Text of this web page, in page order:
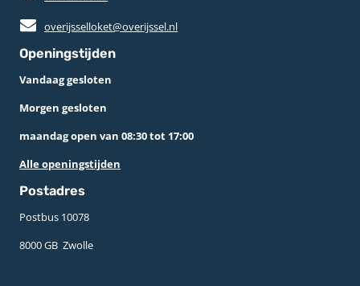
overijsselloket@overijssel.nl
Openingstijden
Vandaag gesloten
Morgen gesloten
maandag open van 08:30 tot 17:00
Alle openingstijden
Postadres
Postbus 10078 ­
8000 GB ­ Zwolle